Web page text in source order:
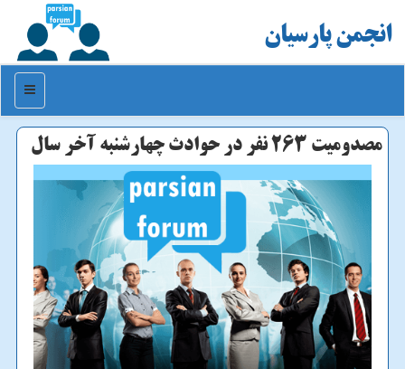
انجمن پارسیان
منو
مصدومیت ۲۶۳ نفر در حوادث چهارشنبه آخر سال